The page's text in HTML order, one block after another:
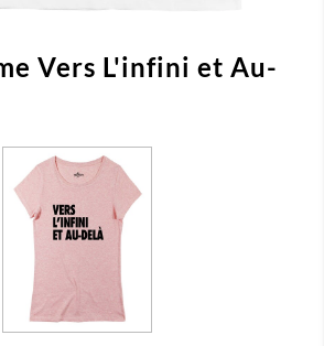
Vers L'infini et Au-